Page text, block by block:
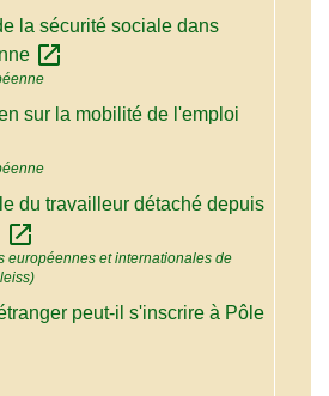
la sécurité sociale dans
open_in_new
sur la mobilité de l'emploi
du travailleur détaché depuis
open_in_new
européennes et internationales de
peut-il s'inscrire à Pôle